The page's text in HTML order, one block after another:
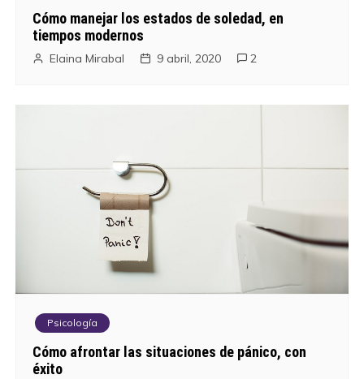
Cómo manejar los estados de soledad, en
tiempos modernos
Elaina Mirabal 9 abril, 2020 2
Psicología
Cómo afrontar las situaciones de pánico, con
éxito